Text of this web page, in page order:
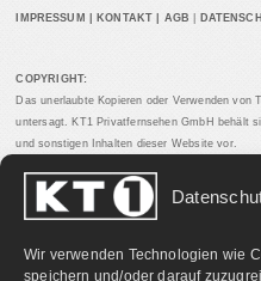
Wir verwenden Technologien wie
speichern und/oder darauf
IMPRESSUM KONTAKT AGB
COPYRIGHT:
Das unerlaubte Kopieren oder Verwenden von
untersagt. KT1 Privatfernsehen GmbH behält
und sonstigen Inhalten dieser Website vor.
PARTNERLINKS: